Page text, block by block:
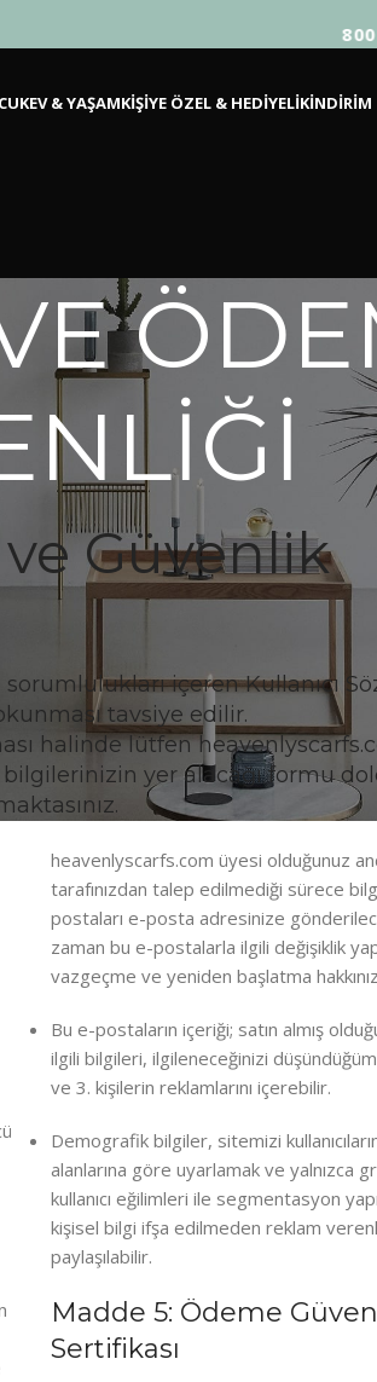
800
EV & YAŞAMKİŞİYE ÖZEL & HEDİYELİKİNDİRİM
Güvenlik
içeren Kullanıcı
tavsiye edilir.
halinde lütfen
yer alacağı formu
heavenlyscarfs.com üyesi olduğunuz
tarafınızdan talep edilmediği sürece
postaları e-posta adresinize
zaman bu e-postalarla ilgili değişiklik
vazgeçme ve yeniden başlatma
Bu e-postaların içeriği; satın almış
ilgili bilgileri, ilgileneceğinizi
ve 3. kişilerin reklamlarını içerebilir.
Demografik bilgiler, sitemizi
alanlarına göre uyarlamak ve yalnızca
kullanıcı eğilimleri ile segmentasyon
kişisel bilgi ifşa edilmeden reklam
paylaşılabilir.
Madde 5: Ödeme
Sertifikası